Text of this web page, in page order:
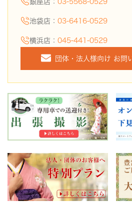
池袋店： 03-6416-0529
横浜店： 045-441-0529
団体・法人様向け お問